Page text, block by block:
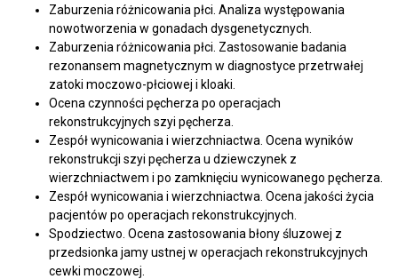
Zaburzenia różnicowania płci. Analiza występowania
nowotworzenia w gonadach dysgenetycznych.
Zaburzenia różnicowania płci. Zastosowanie badania
rezonansem magnetycznym w diagnostyce przetrwałej
zatoki moczowo-płciowej i kloaki.
Ocena czynności pęcherza po operacjach
rekonstrukcyjnych szyi pęcherza.
Zespół wynicowania i wierzchniactwa. Ocena wyników
rekonstrukcji szyi pęcherza u dziewczynek z
wierzchniactwem i po zamknięciu wynicowanego pęcherza.
Zespół wynicowania i wierzchniactwa. Ocena jakości życia
pacjentów po operacjach rekonstrukcyjnych.
Spodziectwo. Ocena zastosowania błony śluzowej z
przedsionka jamy ustnej w operacjach rekonstrukcyjnych
cewki moczowej.